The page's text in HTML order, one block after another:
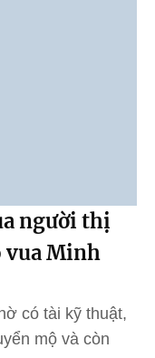
người thị
vua Minh
có tài kỹ thuật,
mộ và còn